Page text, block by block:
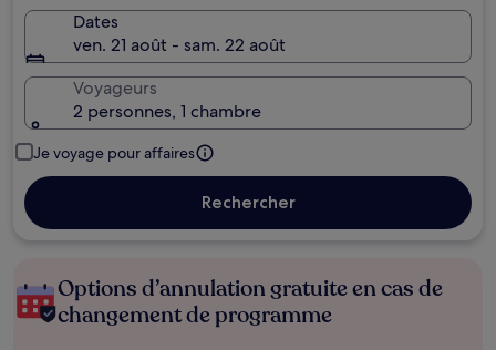
Dates
ven. 21 août - sam. 22 août
Voyageurs
2 personnes, 1 chambre
Je voyage pour affaires
Rechercher
Options d’annulation gratuite en cas de
changement de programme